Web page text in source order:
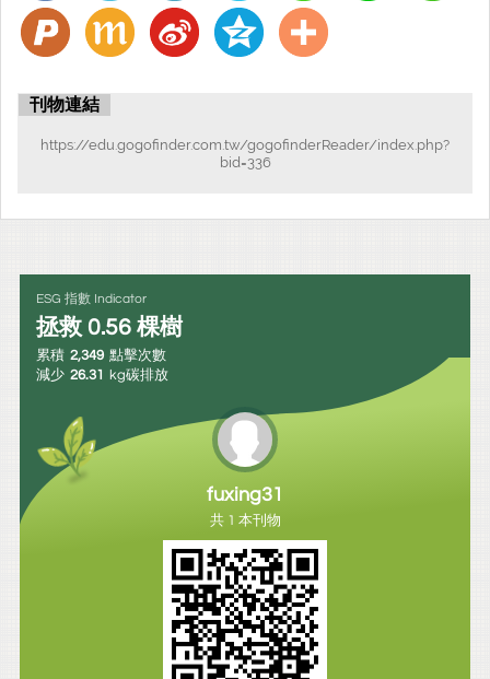
刊物連結
https://edu.gogofinder.com.tw/gogofinderReader/index.php?
bid=336
ESG 指數 Indicator
拯救 0.56 棵樹
累積 2,349 點擊次數
減少 26.31 kg碳排放
fuxing31
共 1 本刊物